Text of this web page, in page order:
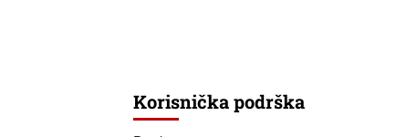
Korisnička podrška